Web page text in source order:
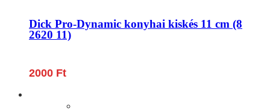
Dick Pro-Dynamic konyhai kiskés 11 cm (8
2620 11)
2000 Ft